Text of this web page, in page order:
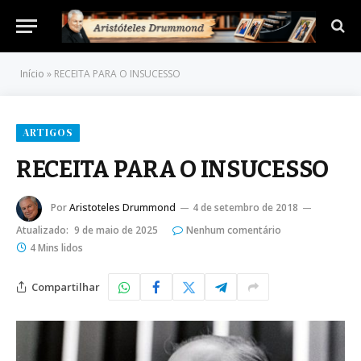
Início » RECEITA PARA O INSUCESSO
ARTIGOS
RECEITA PARA O INSUCESSO
PorAristoteles Drummond
4 de setembro de 2018
Atualizado: 9 de maio de 2025
Nenhum comentário
4 Mins lidos
Compartilhar